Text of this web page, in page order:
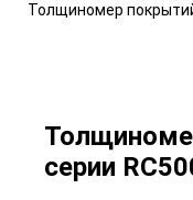
Толщиномер
серии